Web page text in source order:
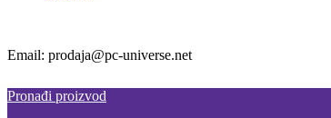
Email: prodaja@pc-universe.net
Pronađi proizvod